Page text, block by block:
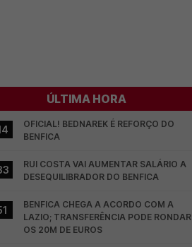
ÚLTIMA HORA
OFICIAL! BEDNAREK É REFORÇO DO
BENFICA
RUI COSTA VAI AUMENTAR SALÁRIO A
DESEQUILIBRADOR DO BENFICA
BENFICA CHEGA A ACORDO COM A
LAZIO; TRANSFERÊNCIA PODE RONDAR
OS 20M DE EUROS